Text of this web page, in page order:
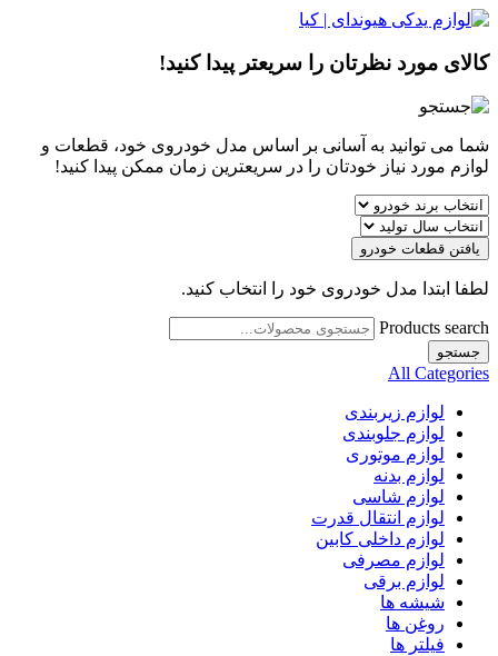
کالای مورد نظرتان را سریعتر پیدا کنید!
شما می توانید به آسانی بر اساس مدل خودروی خود، قطعات و
لوازم مورد نیاز خودتان را در سریعترین زمان ممکن پیدا کنید!
یافتن قطعات خودرو
لطفا ابتدا مدل خودروی خود را انتخاب کنید.
Products search
جستجو
All Categories
لوازم زیربندی
لوازم جلوبندی
لوازم موتوری
لوازم بدنه
لوازم شاسی
لوازم انتقال قدرت
لوازم داخلی کابین
لوازم مصرفی
لوازم برقی
شیشه ها
روغن ها
فیلتر ها